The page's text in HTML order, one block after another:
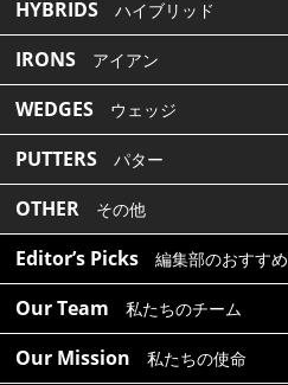
HYBRIDS ハイブリッド
IRONS アイアン
WEDGES ウェッジ
PUTTERS パター
OTHER その他
Editor’s Picks 編集部のおすすめ
Our Team 私たちのチーム
Our Mission 私たちの使命